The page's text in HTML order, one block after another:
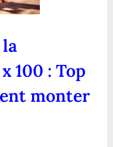
100 : Top
monter